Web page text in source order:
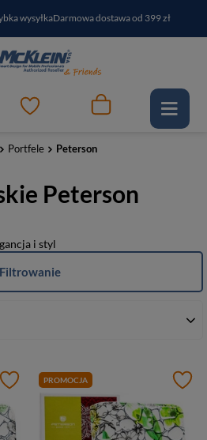
wysyłkaDarmowa dostawa od 399 zł
Zapisz się do newslettera i odbierz RABAT
Portfele Peterson
Peterson
i styl
Filtrowanie
PROMOCJA